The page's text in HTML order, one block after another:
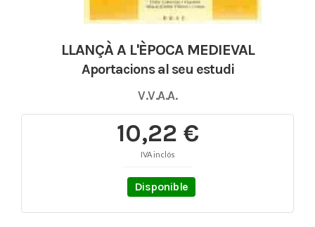
LLANÇÀ A L'ÈPOCA MEDIEVAL
Aportacions al seu estudi
V.V.A.A.
10,22 €
IVA inclós
Disponible